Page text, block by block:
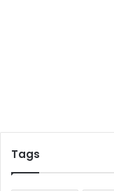
Tags